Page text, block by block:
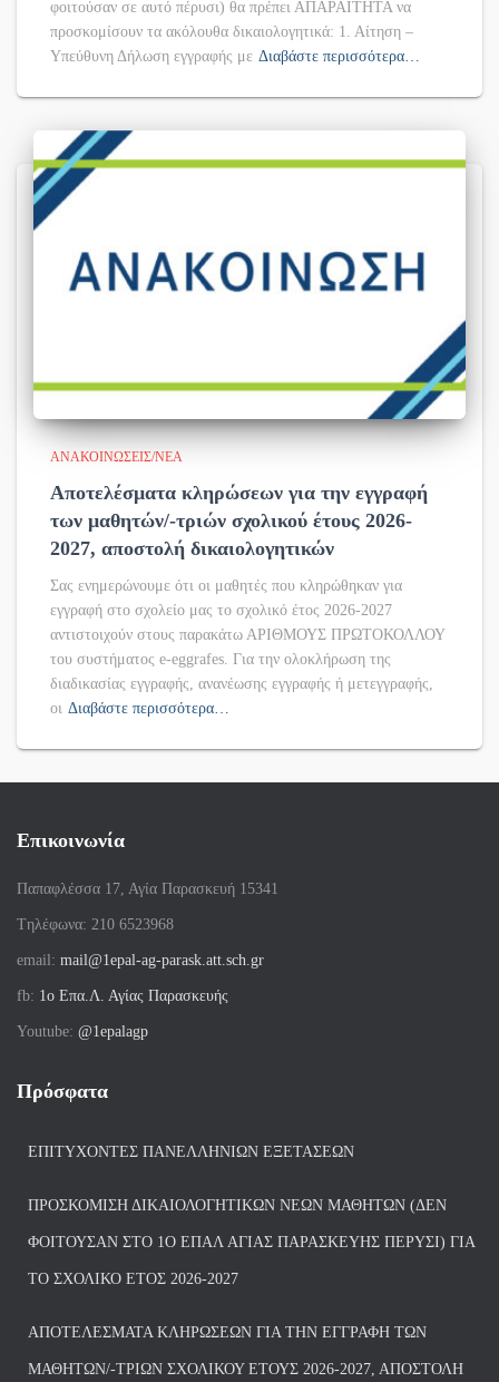
φοιτούσαν σε αυτό πέρυσι) θα πρέπει ΑΠΑΡΑΙΤΗΤΑ να
προσκομίσουν τα ακόλουθα δικαιολογητικά: 1. Αίτηση –
Υπεύθυνη Δήλωση εγγραφής με Διαβάστε περισσότερα…
ΑΝΑΚΟΙΝΏΣΕΙΣ/ΝΈΑ
Αποτελέσματα κληρώσεων για την εγγραφή
των μαθητών/-τριών σχολικού έτους 2026-
2027, αποστολή δικαιολογητικών
Σας ενημερώνουμε ότι οι μαθητές που κληρώθηκαν για
εγγραφή στο σχολείο μας το σχολικό έτος 2026-2027
αντιστοιχούν στους παρακάτω ΑΡΙΘΜΟΥΣ ΠΡΩΤΟΚΟΛΛΟΥ
του συστήματος e-eggrafes. Για την ολοκλήρωση της
διαδικασίας εγγραφής, ανανέωσης εγγραφής ή μετεγγραφής,
οι Διαβάστε περισσότερα…
Επικοινωνία
Παπαφλέσσα 17, Αγία Παρασκευή 15341
Tηλέφωνα: 210 6523968
email: mail@1epal-ag-parask.att.sch.gr
fb: 1ο Επα.Λ. Αγίας Παρασκευής
Youtube: @1epalagp
Πρόσφατα
ΕΠΙΤΥΧΌΝΤΕΣ ΠΑΝΕΛΛΗΝΊΩΝ ΕΞΕΤΆΣΕΩΝ
ΠΡΟΣΚΌΜΙΣΗ ΔΙΚΑΙΟΛΟΓΗΤΙΚΏΝ ΝΈΩΝ ΜΑΘΗΤΏΝ (ΔΕΝ
ΦΟΙΤΟΎΣΑΝ ΣΤΟ 1Ο ΕΠΑΛ ΑΓΙΑΣ ΠΑΡΑΣΚΕΥΗΣ ΠΈΡΥΣΙ) ΓΙΑ
ΤΟ ΣΧΟΛΙΚΌ ΈΤΟΣ 2026-2027
ΑΠΟΤΕΛΈΣΜΑΤΑ ΚΛΗΡΏΣΕΩΝ ΓΙΑ ΤΗΝ ΕΓΓΡΑΦΉ ΤΩΝ
ΜΑΘΗΤΏΝ/-ΤΡΙΏΝ ΣΧΟΛΙΚΟΎ ΈΤΟΥΣ 2026-2027, ΑΠΟΣΤΟΛΉ